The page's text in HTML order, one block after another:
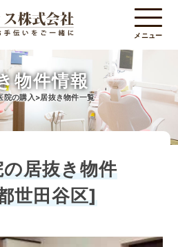
メニュー
物件情報
院の購入 居抜き物件一覧
居抜き物件
世田谷区]